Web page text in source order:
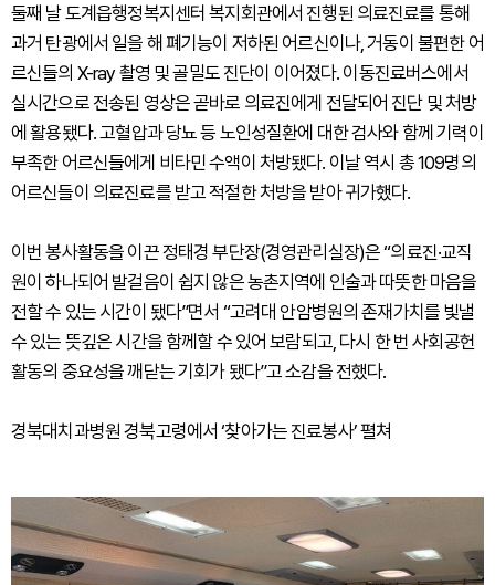
둘째 날 도계읍행정복지센터 복지회관에서 진행된 의료진료를 통해
과거 탄광에서 일을 해 폐기능이 저하된 어르신이나, 거동이 불편한 어
르신들의 X-ray 촬영 및 골밀도 진단이 이어졌다. 이동진료버스에서
실시간으로 전송된 영상은 곧바로 의료진에게 전달되어 진단 및 처방
에 활용됐다. 고혈압과 당뇨 등 노인성질환에 대한 검사와 함께 기력이
부족한 어르신들에게 비타민 수액이 처방됐다. 이날 역시 총 109명의
어르신들이 의료진료를 받고 적절한 처방을 받아 귀가했다.
이번 봉사활동을 이끈 정태경 부단장(경영관리실장)은 “의료진·교직
원이 하나되어 발걸음이 쉽지 않은 농촌지역에 인술과 따뜻한 마음을
전할 수 있는 시간이 됐다”면서 “고려대 안암병원의 존재가치를 빛낼
수 있는 뜻깊은 시간을 함께할 수 있어 보람되고, 다시 한 번 사회공헌
활동의 중요성을 깨닫는 기회가 됐다”고 소감을 전했다.
경북대치과병원 경북고령에서 ‘찾아가는 진료봉사’ 펼쳐